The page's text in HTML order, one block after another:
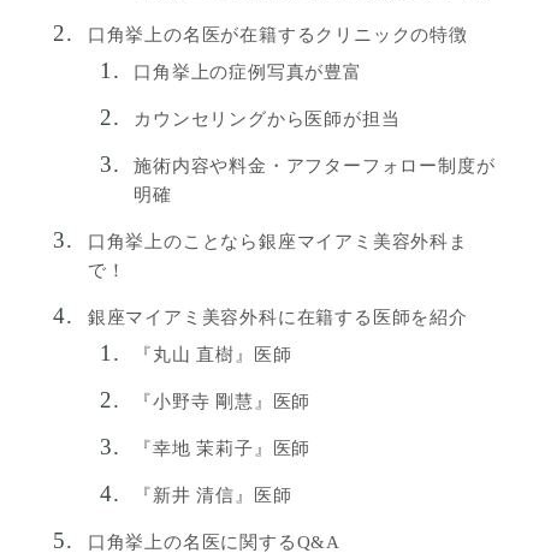
口角挙上の名医が在籍するクリニックの特徴
口角挙上の症例写真が豊富
カウンセリングから医師が担当
施術内容や料金・アフターフォロー制度が
明確
口角挙上のことなら銀座マイアミ美容外科ま
で！
銀座マイアミ美容外科に在籍する医師を紹介
『丸山 直樹』医師
『小野寺 剛慧』医師
『幸地 茉莉子』医師
『新井 清信』医師
口角挙上の名医に関するQ&A